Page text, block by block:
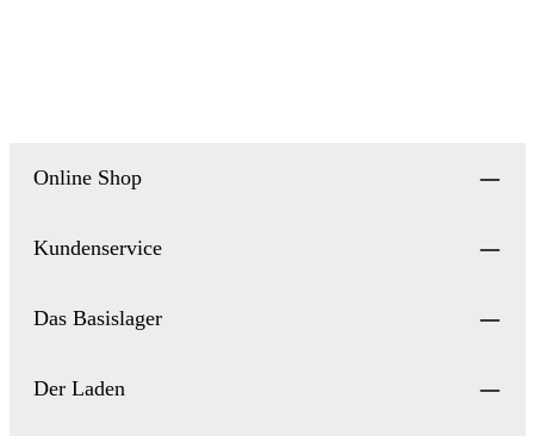
Online Shop
Kundenservice
Das Basislager
Der Laden